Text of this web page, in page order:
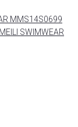
SWIMWEAR